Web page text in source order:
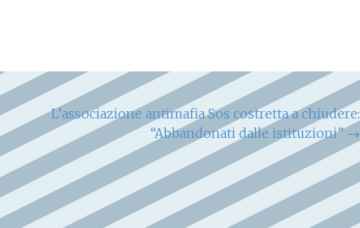
L’associazione antimafia Sos costretta a chiudere:
“Abbandonati dalle istituzioni”→